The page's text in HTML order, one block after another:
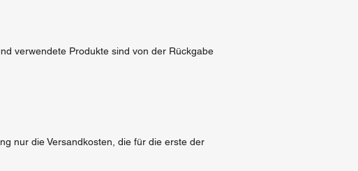
verwendete Produkte sind von der Rückgabe
nur die Versandkosten, die für die erste der